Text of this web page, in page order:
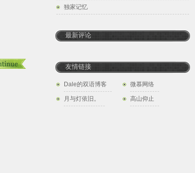
独家记忆
最新评论
友情链接
Dale的双语博客 微慕网络
月与灯依旧。 高山仰止